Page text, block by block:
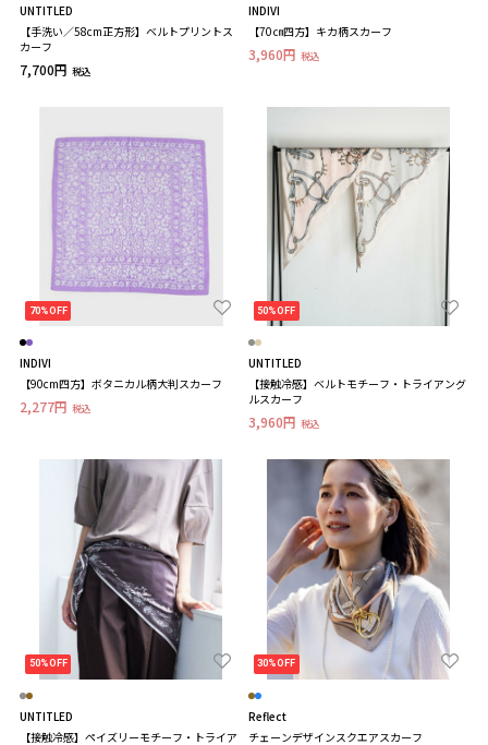
UNTITLED
【手洗い／58cm正方形】ベルトプリントス
カーフ
7,700円 税込
INDIVI
【70㎝四方】キカ柄スカーフ
3,960円 税込
70%OFF
INDIVI
【90cm四方】ボタニカル柄大判スカーフ
2,277円 税込
50%OFF
UNTITLED
【接触冷感】ベルトモチーフ・トライアング
ルスカーフ
3,960円 税込
50%OFF
UNTITLED
【接触冷感】ペイズリーモチーフ・トライア
30%OFF
Reflect
チェーンデザインスクエアスカーフ